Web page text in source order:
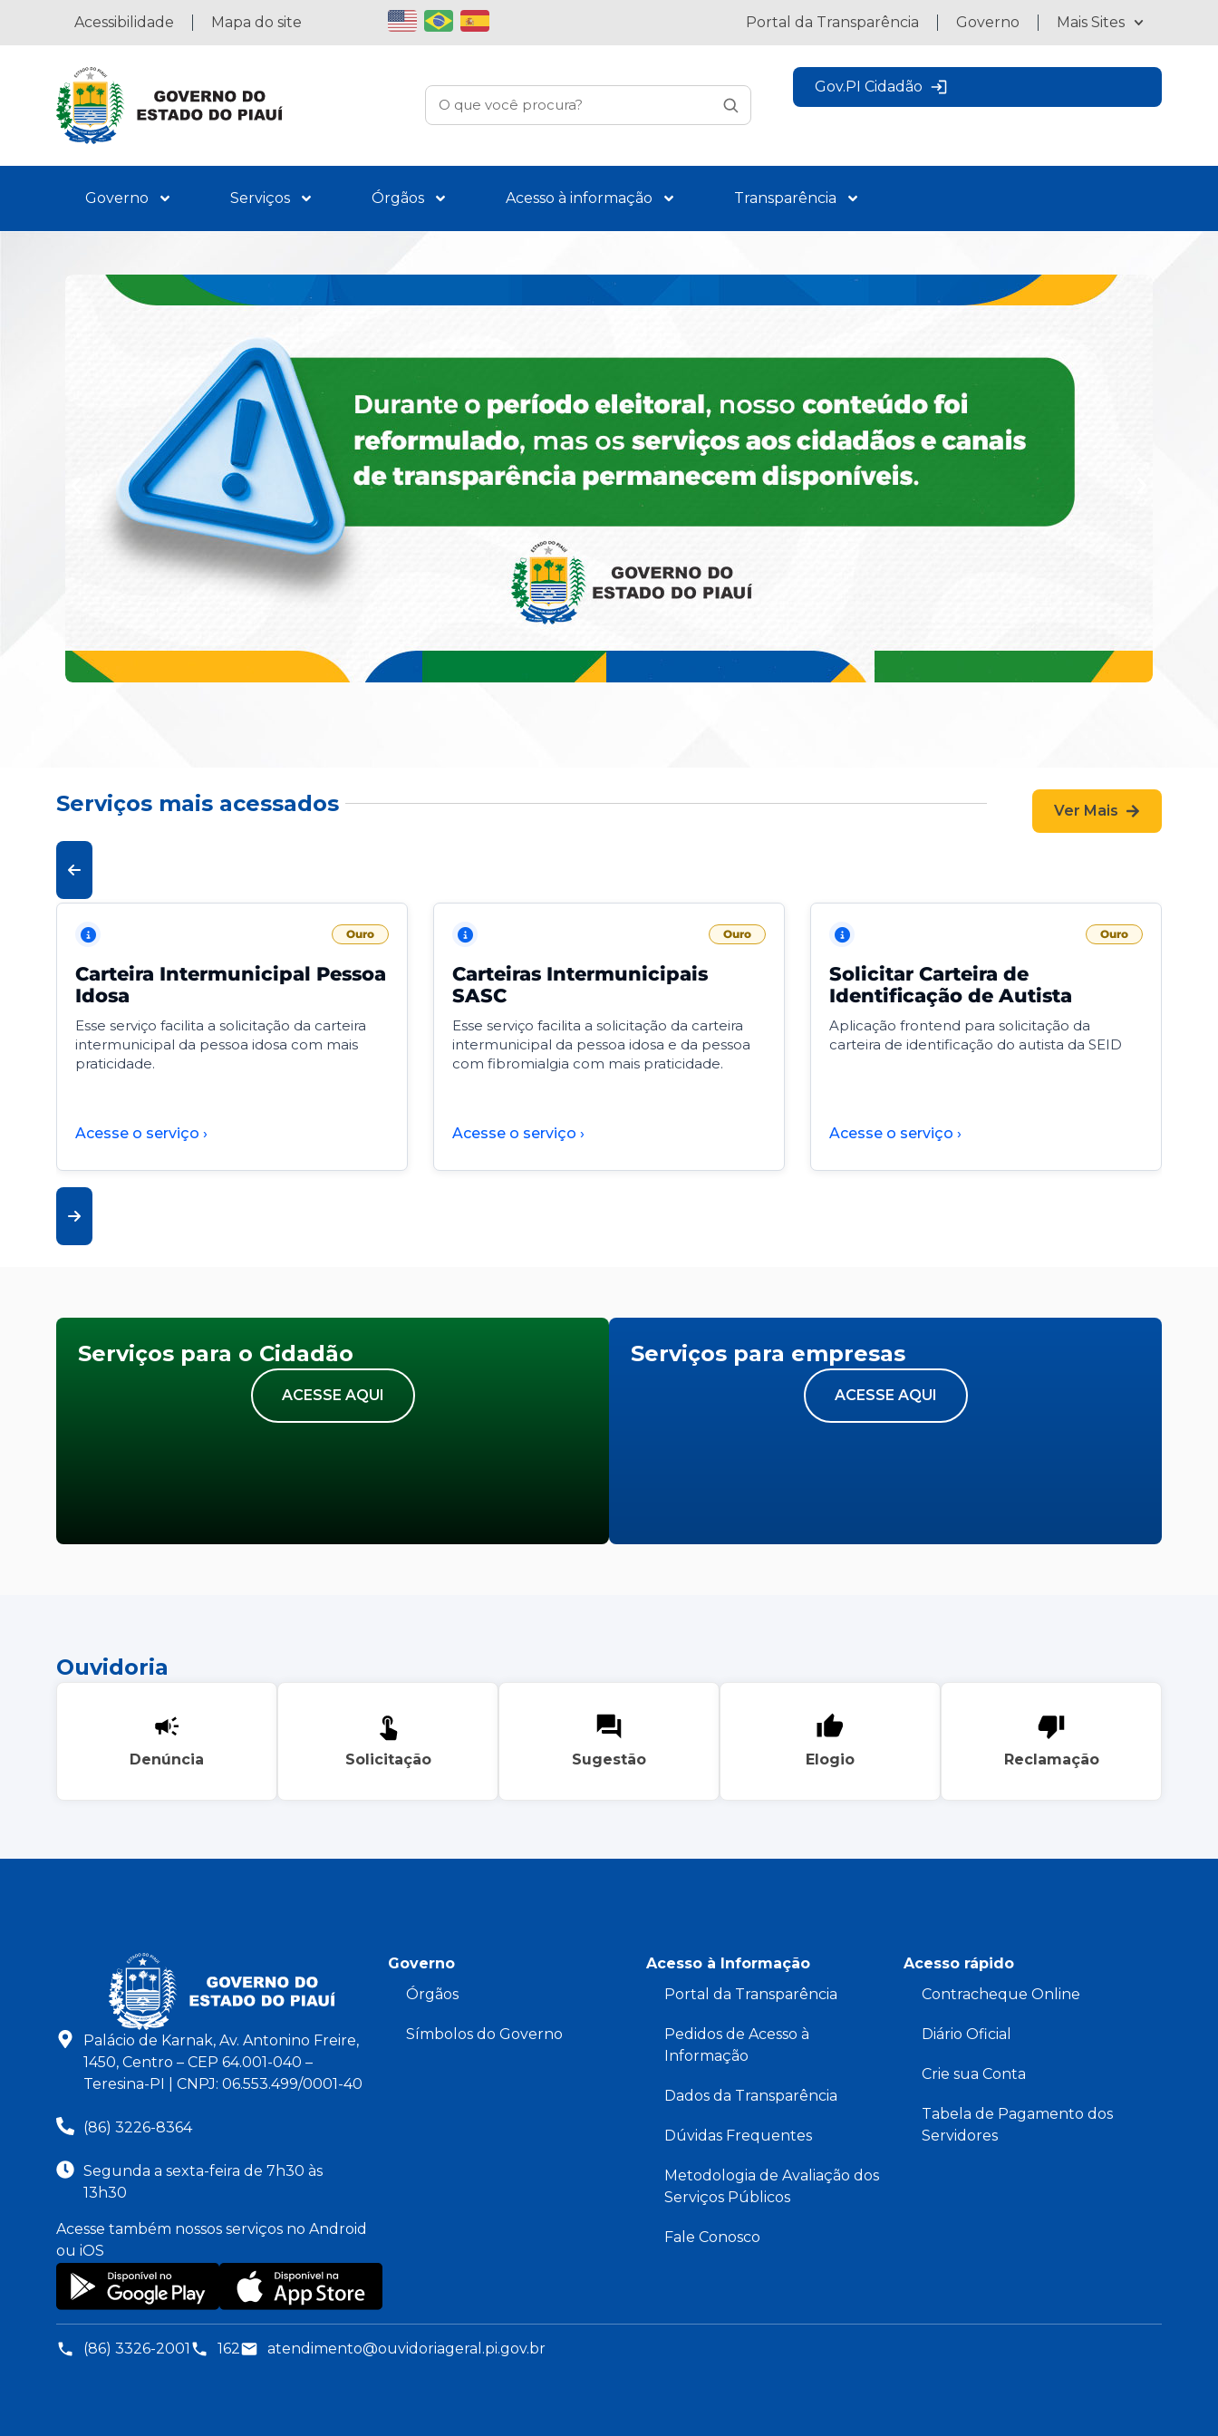
Acessibilidade Mapa do site Portal da Transparência Governo Mais Sites
Gov.PI Cidadão
Governo Serviços Órgãos Acesso à informação Transparência
Serviços mais acessados Ver Mais
Ouro
Carteira Intermunicipal Pessoa
Idosa
Esse serviço facilita a solicitação da carteira
intermunicipal da pessoa idosa com mais
praticidade.
Acesse o serviço ›
Ouro
Carteiras Intermunicipais
SASC
Esse serviço facilita a solicitação da carteira
intermunicipal da pessoa idosa e da pessoa
com fibromialgia com mais praticidade.
Acesse o serviço ›
Ouro
Solicitar Carteira de
Identificação de Autista
Aplicação frontend para solicitação da
carteira de identificação do autista da SEID
Acesse o serviço ›
Serviços para o Cidadão
ACESSE AQUI
Serviços para empresas
ACESSE AQUI
Ouvidoria
Denúncia Solicitação Sugestão Elogio Reclamação
Palácio de Karnak, Av. Antonino Freire,
1450, Centro – CEP 64.001-040 –
Teresina-PI | CNPJ: 06.553.499/0001-40
(86) 3226-8364
Segunda a sexta-feira de 7h30 às
13h30
Acesse também nossos serviços no Android
ou iOS
Governo
Órgãos
Símbolos do Governo
Acesso à Informação
Portal da Transparência
Pedidos de Acesso à
Informação
Dados da Transparência
Dúvidas Frequentes
Metodologia de Avaliação dos
Serviços Públicos
Fale Conosco
Acesso rápido
Contracheque Online
Diário Oficial
Crie sua Conta
Tabela de Pagamento dos
Servidores
(86) 3326-2001 162 atendimento@ouvidoriageral.pi.gov.br